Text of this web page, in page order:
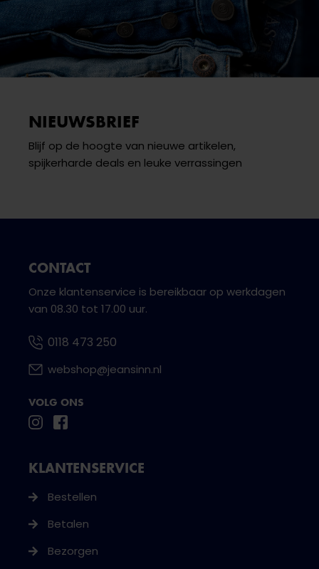
NIEUWSBRIEF
Blijf op de hoogte van nieuwe artikelen,
spijkerharde deals en leuke verrassingen
CONTACT
Onze klantenservice is bereikbaar op werkdagen
van 08.30 tot 17.00 uur.
0118 473 250
webshop@jeansinn.nl
VOLG ONS
KLANTENSERVICE
Bestellen
Betalen
Bezorgen